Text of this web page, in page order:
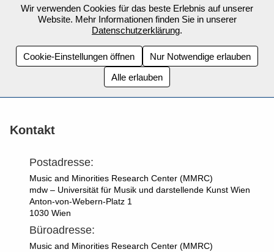
Wir verwenden Cookies für das beste Erlebnis auf unserer
Website. Mehr Informationen finden Sie in unserer
Datenschutzerklärung.
Cookie-Einstellungen öffnen
Nur Notwendige erlauben
Alle erlauben
Kontakt
Postadresse:
Music and Minorities Research Center (MMRC)
mdw – Universität für Musik und darstellende Kunst Wien
Anton-von-Webern-Platz 1
1030 Wien
Büroadresse:
Music and Minorities Research Center (MMRC)